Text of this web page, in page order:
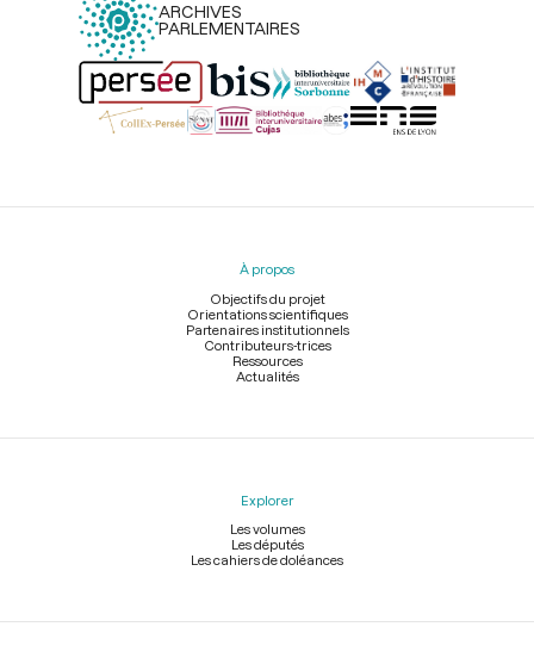
ARCHIVES
PARLEMENTAIRES
Menu
À propos
Objectifs du projet
Orientations scientifiques
Partenaires institutionnels
Contributeurs-trices
Ressources
Actualités
Explorer
Les volumes
Les députés
Les cahiers de doléances